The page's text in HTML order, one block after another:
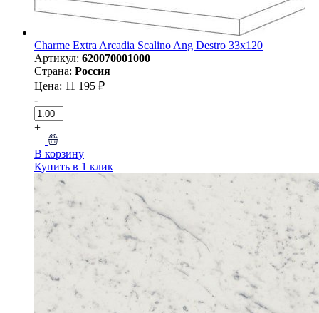
Charme Extra Arcadia Scalino Ang Destro 33x120
Артикул: 620070001000
Страна: Россия
Цена: 11 195 ₽
-
+
В корзину
Купить в 1 клик